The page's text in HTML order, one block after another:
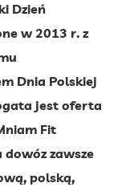
Dzień
w 2013 r. z
Dnia Polskiej
jest oferta
Fit
zawsze
polską,